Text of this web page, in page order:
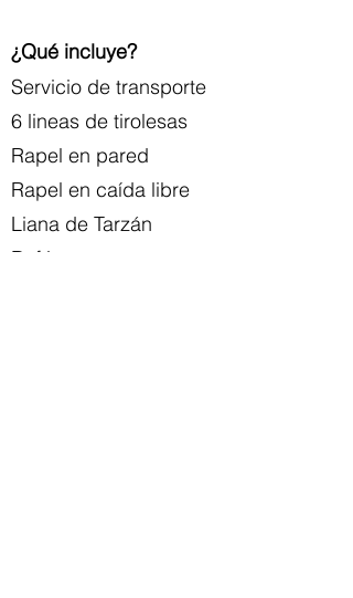
¿Qué incluye?
Servicio de transporte
6 lineas de tirolesas
Rapel en pared
Rapel en caída libre
Liana de Tarzán
Rafting